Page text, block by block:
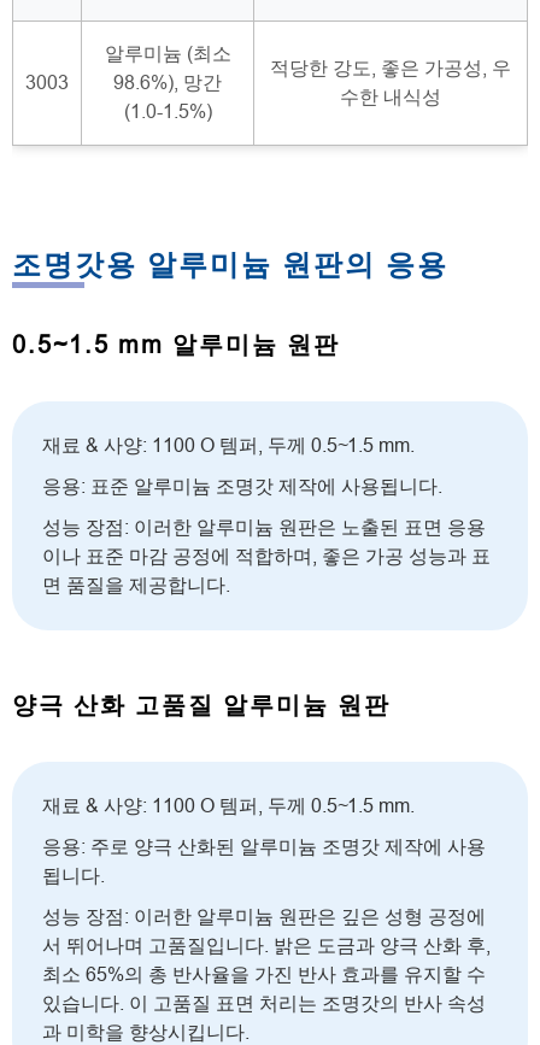
3003
알루미늄 (최소
98.6%), 망간
(1.0-1.5%)
적당한 강도, 좋은 가공성, 우
수한 내식성
조명갓용 알루미늄 원판의 응용
0.5~1.5 mm 알루미늄 원판
재료 & 사양: 1100 O 템퍼, 두께 0.5~1.5 mm.
응용: 표준 알루미늄 조명갓 제작에 사용됩니다.
성능 장점: 이러한 알루미늄 원판은 노출된 표면 응용
이나 표준 마감 공정에 적합하며, 좋은 가공 성능과 표
면 품질을 제공합니다.
양극 산화 고품질 알루미늄 원판
재료 & 사양: 1100 O 템퍼, 두께 0.5~1.5 mm.
응용: 주로 양극 산화된 알루미늄 조명갓 제작에 사용
됩니다.
성능 장점: 이러한 알루미늄 원판은 깊은 성형 공정에
서 뛰어나며 고품질입니다. 밝은 도금과 양극 산화 후,
최소 65%의 총 반사율을 가진 반사 효과를 유지할 수
있습니다. 이 고품질 표면 처리는 조명갓의 반사 속성
과 미학을 향상시킵니다.